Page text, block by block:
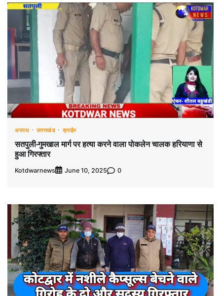
अपराध उत्तराखंड क्राईम
सतपुली-गुमखाल मार्ग पर हत्या करने वाला पोकलेन चालक हरियाणा से
हुआ गिरफ्तार
Kotdwarnews June 10, 2025 0